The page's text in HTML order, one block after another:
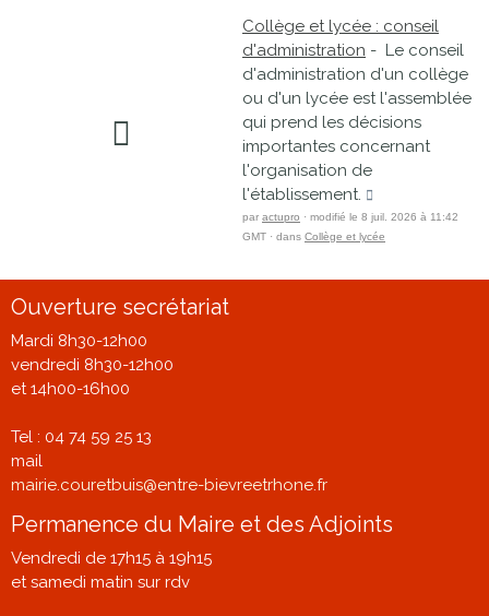
Collège et lycée : conseil
d'administration - Le conseil
d'administration d'un collège
ou d'un lycée est l'assemblée
qui prend les décisions
importantes concernant
l'organisation de
l'établissement.
par actupro · modifié le 8 juil. 2026 à 11:42
GMT · dans Collège et lycée
Ouverture secrétariat
Mardi 8h30-12h00
vendredi 8h30-12h00
et 14h00-16h00
Tel : 04 74 59 25 13
mail
mairie.couretbuis@entre-bievreetrhone.fr
Permanence du Maire et des Adjoints
Vendredi de 17h15 à 19h15
et samedi matin sur rdv